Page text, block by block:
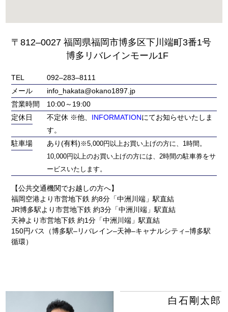
〒812‒0027 福岡県福岡市博多区下川端町3番1号
博多リバレインモール1F
TEL
092‒283‒8111
メール
info_hakata@okano1897.jp
営業時間
10:00～19:00
定休日
不定休 ※他、 INFORMATIONにてお知らせいたしま
す。
駐車場
あり(有料) ※5,000円以上お買い上げの方に、1時間。
10,000円以上のお買い上げの方には、2時間の駐車券をサ
ービスいたします。
【公共交通機関でお越しの方へ】
福岡空港より市営地下鉄 約8分「中洲川端」駅直結
JR博多駅より市営地下鉄 約3分「中洲川端」駅直結
天神より市営地下鉄 約1分「中洲川端」駅直結
150円バス（博多駅‒リバレイン‒天神‒キャナルシティ‒博多駅
循環）
白石剛太郎